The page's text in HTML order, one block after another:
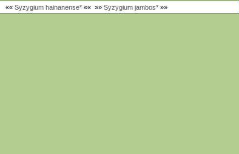
«« Syzygium hainanense*«« »» Syzygium jambos*»»